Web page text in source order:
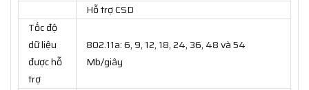
Hỗ trợ CSD
Tốc độ
dữ liệu
được hỗ
trợ
802.11a: 6, 9, 12, 18, 24, 36, 48 và 54
Mb/giây